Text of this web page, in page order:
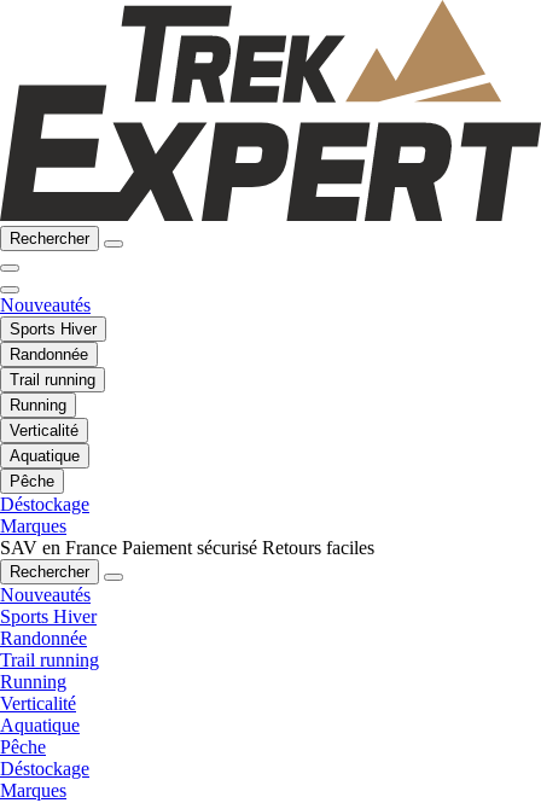
Rechercher
Nouveautés
Sports Hiver
Randonnée
Trail running
Running
Verticalité
Aquatique
Pêche
Déstockage
Marques
SAV en France Paiement sécurisé Retours faciles
Rechercher
Nouveautés
Sports Hiver
Randonnée
Trail running
Running
Verticalité
Aquatique
Pêche
Déstockage
Marques